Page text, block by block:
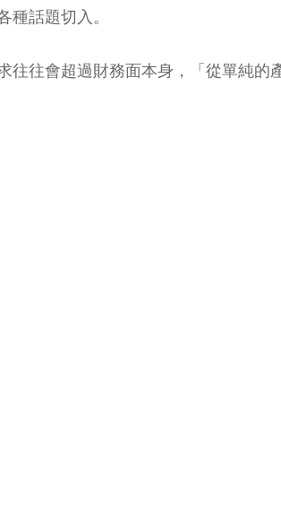
種話題切入。
往會超過財務面本身，「從單純